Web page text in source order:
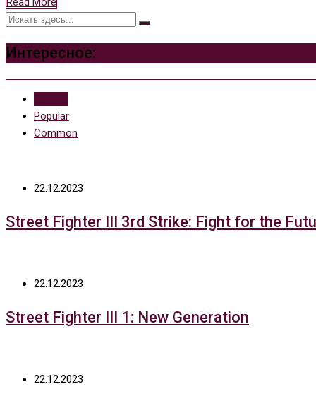
Интересное:
Popular
Common
22.12.2023
Street Fighter III 3rd Strike: Fight for the
22.12.2023
Street Fighter III 1: New Generation
22.12.2023